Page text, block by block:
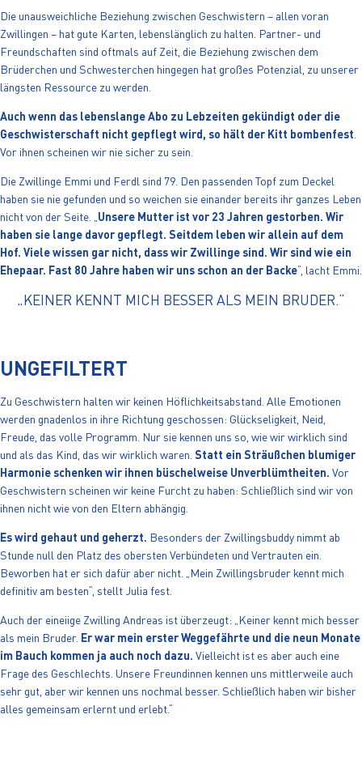
Die unausweichliche Beziehung zwischen Geschwistern – allen voran
Zwillingen – hat gute Karten, lebenslänglich zu halten. Partner- und
Freundschaften sind oftmals auf Zeit, die Beziehung zwischen dem
Brüderchen und Schwesterchen hingegen hat großes Potenzial, zu unserer
längsten Ressource zu werden.
Auch wenn das lebenslange Abo zu Lebzeiten gekündigt oder die
Geschwisterschaft nicht gepflegt wird, so hält der Kitt bombenfest
Vor ihnen scheinen wir nie sicher zu sein.
Die Zwillinge Emmi und Ferdl sind 79. Den passenden Topf zum Deckel
haben sie nie gefunden und so weichen sie einander bereits ihr ganzes Leben
nicht von der Seite. „ Unsere Mutter ist vor 23 Jahren gestorben. Wir
haben sie lange davor gepflegt. Seitdem leben wir allein auf dem
Hof. Viele wissen gar nicht, dass wir Zwillinge sind. Wir sind wie ein
Ehepaar. Fast 80 Jahre haben wir uns schon an der Backe“, lacht Emmi.
„KEINER KENNT MICH BESSER ALS MEIN BRUDER.“
UNGEFILTERT
Zu Geschwistern halten wir keinen Höflichkeitsabstand. Alle Emotionen
werden gnadenlos in ihre Richtung geschossen: Glückseligkeit, Neid,
Freude, das volle Programm. Nur sie kennen uns so, wie wir wirklich sind
und als das Kind, das wir wirklich waren. Statt ein Sträußchen blumiger
Harmonie schenken wir ihnen büschelweise Unverblümtheiten. Vor
Geschwistern scheinen wir keine Furcht zu haben: Schließlich sind wir von
ihnen nicht wie von den Eltern abhängig.
Es wird gehaut und geherzt. Besonders der Zwillingsbuddy nimmt ab
Stunde null den Platz des obersten Verbündeten und Vertrauten ein.
Beworben hat er sich dafür aber nicht. „Mein Zwillingsbruder kennt mich
definitiv am besten“, stellt Julia fest.
Auch der eineiige Zwilling Andreas ist überzeugt: „Keiner kennt mich besser
als mein Bruder. Er war mein erster Weggefährte und die neun Monate
im Bauch kommen ja auch noch dazu. Vielleicht ist es aber auch eine
Frage des Geschlechts. Unsere Freundinnen kennen uns mittlerweile auch
sehr gut, aber wir kennen uns nochmal besser. Schließlich haben wir bisher
alles gemeinsam erlernt und erlebt.“